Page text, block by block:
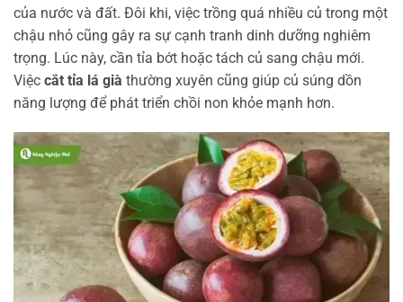
của nước và đất. Đôi khi, việc trồng quá nhiều củ trong một
chậu nhỏ cũng gây ra sự cạnh tranh dinh dưỡng nghiêm
trọng. Lúc này, cần tỉa bớt hoặc tách củ sang chậu mới.
Việc cắt tỉa lá già thường xuyên cũng giúp củ súng dồn
năng lượng để phát triển chồi non khỏe mạnh hơn.